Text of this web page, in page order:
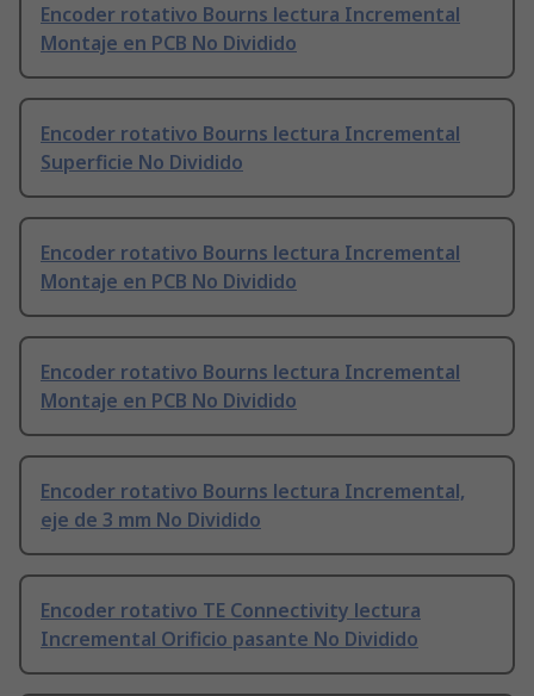
Encoder rotativo Bourns lectura Incremental
Montaje en PCB No Dividido
Encoder rotativo Bourns lectura Incremental
Superficie No Dividido
Encoder rotativo Bourns lectura Incremental
Montaje en PCB No Dividido
Encoder rotativo Bourns lectura Incremental
Montaje en PCB No Dividido
Encoder rotativo Bourns lectura Incremental,
eje de 3 mm No Dividido
Encoder rotativo TE Connectivity lectura
Incremental Orificio pasante No Dividido